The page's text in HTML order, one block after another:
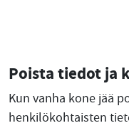
Poista tiedot ja
Kun vanha kone jää
henkilökohtaisten